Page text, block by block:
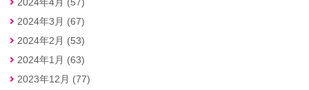
2024年3月 (67)
2024年2月 (53)
2024年1月 (63)
2023年12月 (77)